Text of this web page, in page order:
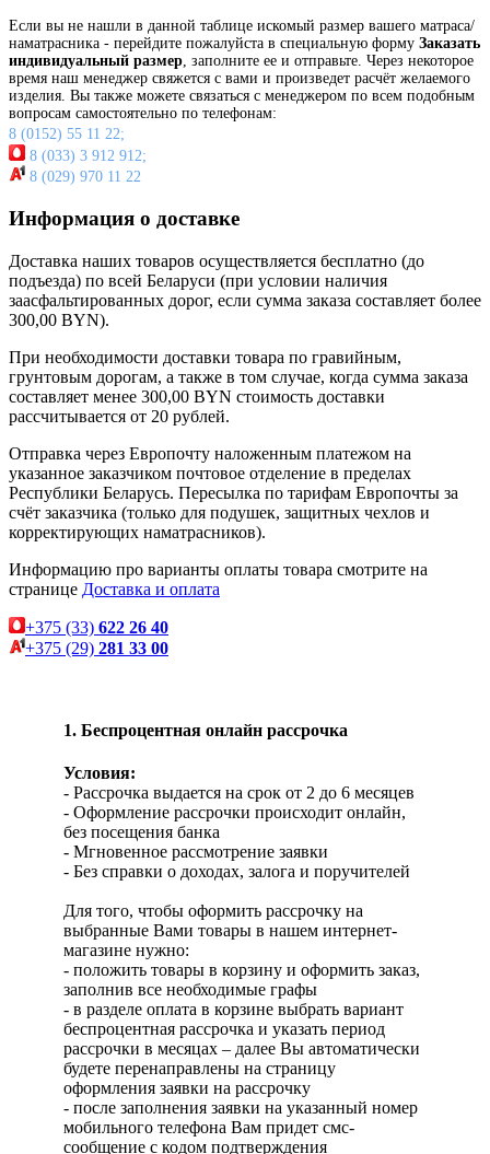
Если вы не нашли в данной таблице искомый размер вашего матраса/
наматрасника - перейдите пожалуйста в специальную форму Заказать
индивидуальный размер, заполните ее и отправьте. Через некоторое
время наш менеджер свяжется с вами и произведет расчёт желаемого
изделия. Вы также можете связаться с менеджером по всем подобным
вопросам самостоятельно по телефонам:
8 (0152) 55 11 22;
8 (033) 3 912 912;
8 (029) 970 11 22
Информация о доставке
Доставка наших товаров осуществляется бесплатно (до
подъезда) по всей Беларуси (при условии наличия
заасфальтированных дорог, если сумма заказа составляет более
300,00 BYN).
При необходимости доставки товара по гравийным,
грунтовым дорогам, а также в том случае, когда сумма заказа
составляет менее 300,00 BYN стоимость доставки
рассчитывается от 20 рублей.
Отправка через Европочту наложенным платежом на
указанное заказчиком почтовое отделение в пределах
Республики Беларусь. Пересылка по тарифам Европочты за
счёт заказчика (только для подушек, защитных чехлов и
корректирующих наматрасников).
Информацию про варианты оплаты товара смотрите на
странице Доставка и оплата
+375 (33) 622 26 40
+375 (29) 281 33 00
1. Беспроцентная онлайн рассрочка
Условия:
- Рассрочка выдается на срок от 2 до 6 месяцев
- Оформление рассрочки происходит онлайн,
без посещения банка
- Мгновенное рассмотрение заявки
- Без справки о доходах, залога и поручителей
Для того, чтобы оформить рассрочку на
выбранные Вами товары в нашем интернет-
магазине нужно:
- положить товары в корзину и оформить заказ,
заполнив все необходимые графы
- в разделе оплата в корзине выбрать вариант
беспроцентная рассрочка и указать период
рассрочки в месяцах – далее Вы автоматически
будете перенаправлены на страницу
оформления заявки на рассрочку
- после заполнения заявки на указанный номер
мобильного телефона Вам придет смс-
сообщение с кодом подтверждения